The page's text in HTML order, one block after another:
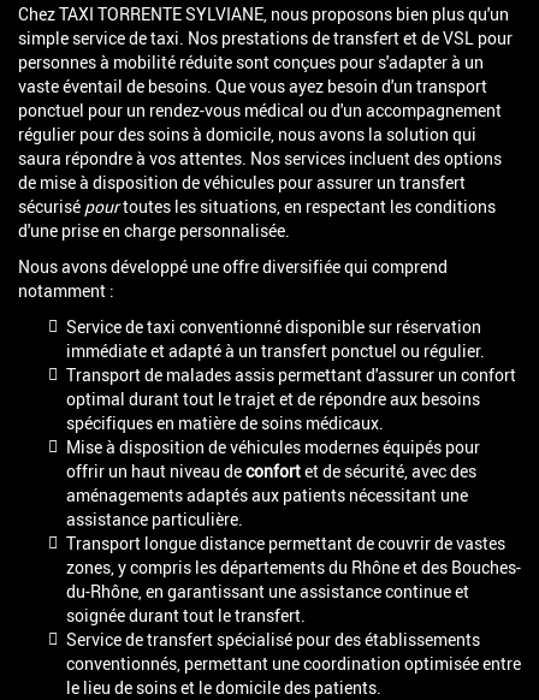
Chez TAXI TORRENTE SYLVIANE, nous proposons bien plus qu'un
simple service de taxi. Nos prestations de transfert et de VSL pour
personnes à mobilité réduite sont conçues pour s'adapter à un
vaste éventail de besoins. Que vous ayez besoin d'un transport
ponctuel pour un rendez-vous médical ou d'un accompagnement
régulier pour des soins à domicile, nous avons la solution qui
saura répondre à vos attentes. Nos services incluent des options
de mise à disposition de véhicules pour assurer un transfert
sécurisé pourtoutes les situations, en respectant les conditions
d'une prise en charge personnalisée.
Nous avons développé une offre diversifiée qui comprend
notamment :
Service de taxi conventionné disponible sur réservation
immédiate et adapté à un transfert ponctuel ou régulier.
Transport de malades assis permettant d'assurer un confort
optimal durant tout le trajet et de répondre aux besoins
spécifiques en matière de soins médicaux.
Mise à disposition de véhicules modernes équipés pour
offrir un haut niveau deconfortet de sécurité, avec des
aménagements adaptés aux patients nécessitant une
assistance particulière.
Transport longue distance permettant de couvrir de vastes
zones, y compris les départements du Rhône et des Bouches-
du-Rhône, en garantissant une assistance continue et
soignée durant tout le transfert.
Service de transfert spécialisé pour des établissements
conventionnés, permettant une coordination optimisée entre
le lieu de soins et le domicile des patients.